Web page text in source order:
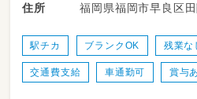
＊書類業務なし！担任
０歳〜５歳児迄の乳
子どもたちの「自分で
切にする
住所
福岡県福岡市早良区
駅チカ ブランクOK 残業な
交通費支給 車通勤可 賞与